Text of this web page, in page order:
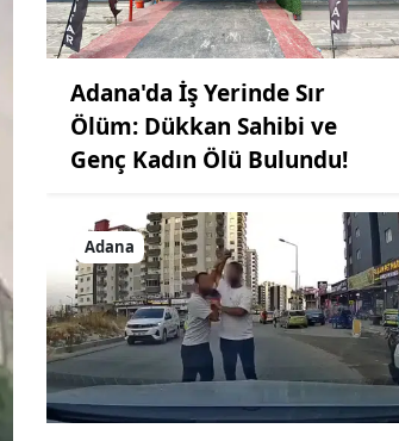
Adana'da İş Yerinde Sır
Ölüm: Dükkan Sahibi ve
Genç Kadın Ölü Bulundu!
Adana